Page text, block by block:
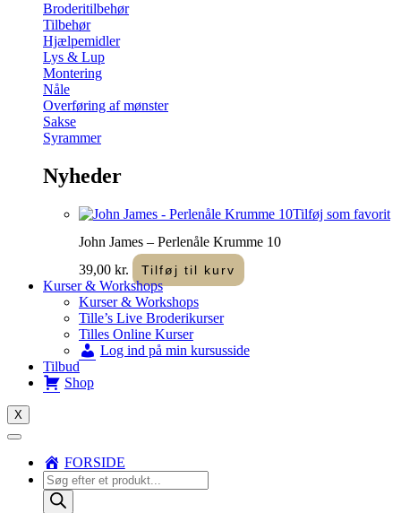
Broderitilbehør
Tilbehør
Hjælpemidler
Lys & Lup
Montering
Nåle
Overføring af mønster
Sakse
Syrammer
Nyheder
Tilføj som favorit
John James – Perlenåle Krumme 10
39,00 kr. Tilføj til kurv
Kurser & Workshops
Kurser & Workshops
Tille’s Live Broderikurser
Tilles Online Kurser
Log ind på min kursusside
Tilbud
Shop
X
FORSIDE
Products
search